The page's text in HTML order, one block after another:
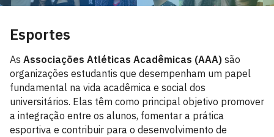
Esportes
As Associações Atléticas Acadêmicas (AAA) são
organizações estudantis que desempenham um papel
fundamental na vida acadêmica e social dos
universitários. Elas têm como principal objetivo promover
a integração entre os alunos, fomentar a prática
esportiva e contribuir para o desenvolvimento de